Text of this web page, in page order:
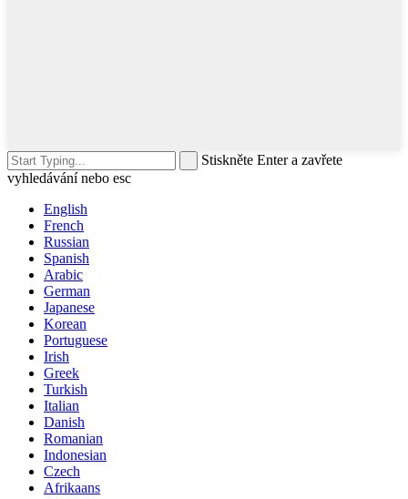
Stiskněte Enter a zavřete
vyhledávání nebo esc
English
French
Russian
Spanish
Arabic
German
Japanese
Korean
Portuguese
Irish
Greek
Turkish
Italian
Danish
Romanian
Indonesian
Czech
Afrikaans